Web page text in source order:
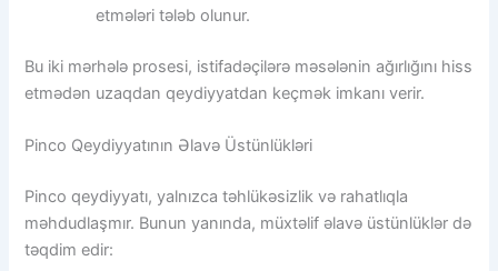
etmələri tələb olunur.
Bu iki mərhələ prosesi, istifadəçilərə məsələnin ağırlığını hiss
etmədən uzaqdan qeydiyyatdan keçmək imkanı verir.
Pinco Qeydiyyatının Əlavə Üstünlükləri
Pinco qeydiyyatı, yalnızca təhlükəsizlik və rahatlıqla
məhdudlaşmır. Bunun yanında, müxtəlif əlavə üstünlüklər də
təqdim edir: